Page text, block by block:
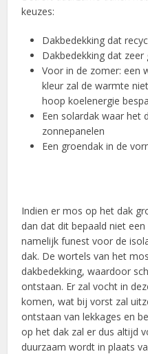
keuzes:
Dakbedekking dat
Dakbedekking dat
Voor in de zomer: een
kleur zal de warmte
hoop koelenergie
Een solardak waar het
zonnepanelen
Een groendak in de
Indien er mos op het dak
dan dat dit bepaald niet
namelijk funest voor de
dak. De wortels van het
dakbedekking, waardoor
ontstaan. Er zal vocht in
komen, wat bij vorst zal
ontstaan van lekkages en
op het dak zal er dus altijd
duurzaam wordt in plaats